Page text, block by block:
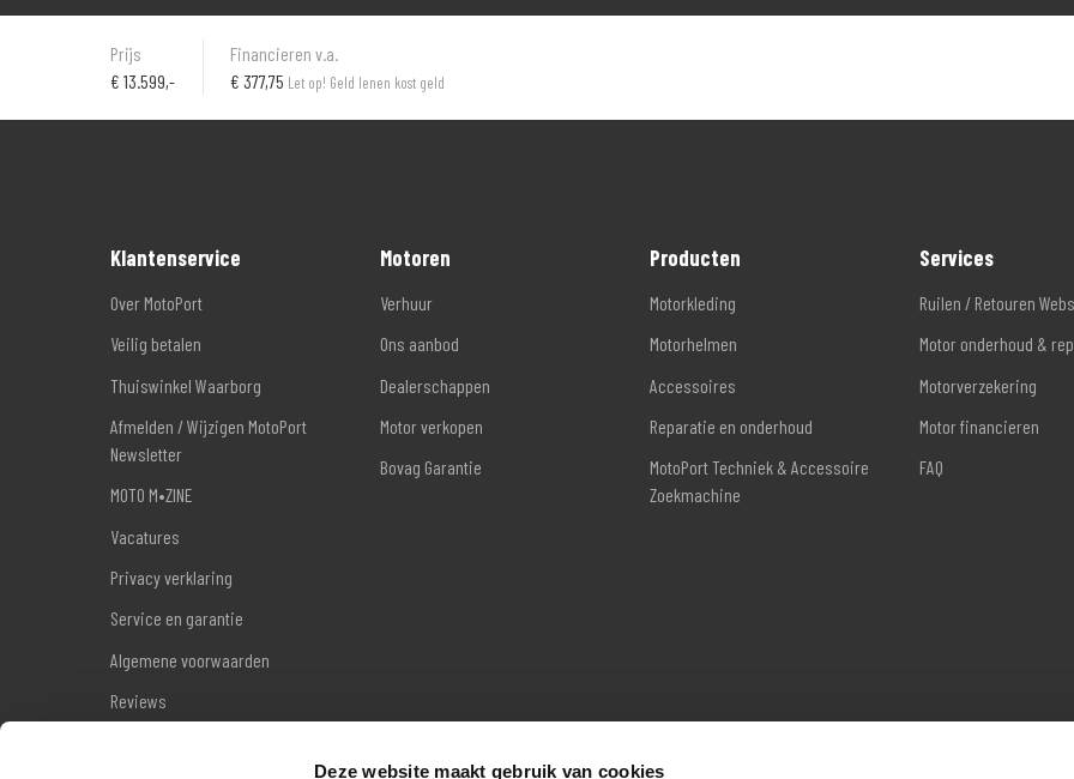
Deze website maakt gebruik van cookies
Prijs
€ 13.599,-
Financieren v.a.
€ 377,75 Let op! Geld lenen kost geld
Klantenservice
Over MotoPort
Veilig betalen
Thuiswinkel Waarborg
Afmelden / Wijzigen MotoPort
Newsletter
MOTO M•ZINE
Vacatures
Privacy verklaring
Service en garantie
Algemene voorwaarden
Reviews
Motoren
Verhuur
Ons aanbod
Dealerschappen
Motor verkopen
Bovag Garantie
Producten
Motorkleding
Motorhelmen
Accessoires
Reparatie en onderhoud
MotoPort Techniek & Accessoire
Zoekmachine
Services
Ruilen / Retouren
Motor onderhoud &
Motorverzekering
Motor financieren
FAQ